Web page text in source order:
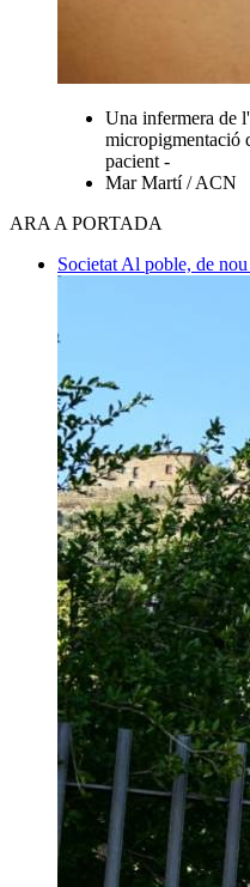
Una infermera de
micropigmentació
pacient -
Mar Martí / ACN
ARA A PORTADA
Societat Al poble, de nou